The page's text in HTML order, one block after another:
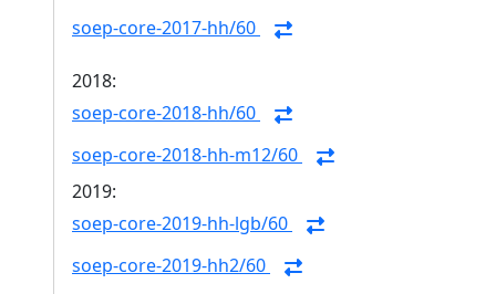
soep-core-2017-hh/60
2018:
soep-core-2018-hh/60
soep-core-2018-hh-m12/60
2019:
soep-core-2019-hh-lgb/60
soep-core-2019-hh2/60